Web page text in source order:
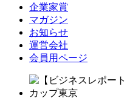
企業家賞
マガジン
お知らせ
運営会社
会員用ページ